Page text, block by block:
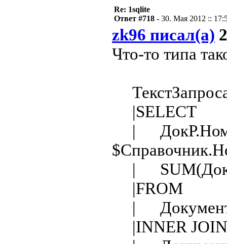
Re: 1sqlite
Ответ #718 - 30. Мая 2012 ::
zk96 писал(а)
Что-то типа
|SELECT
|
|
|FROM
|
|INNER JOIN